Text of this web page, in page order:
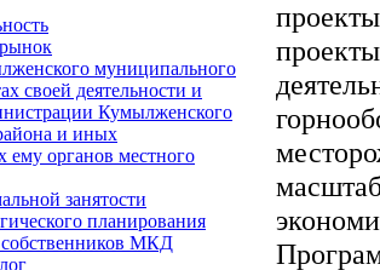
муниципального
своей деятельности и
Кумылженского
и иных
ему органов местного
занятости
планирования
МКД